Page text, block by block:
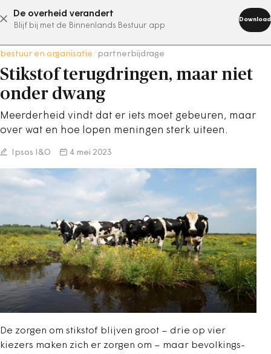
De overheid verandert
Blijf bij met de Binnenlands Bestuur app
Download
abonneer nu
bestuur en organisatie partnerbijdrage
Stikstof terugdringen, maar niet
onder dwang
Meerderheid vindt dat er iets moet gebeuren, maar
over wat en hoe lopen meningen sterk uiteen.
Ipsos I&O 4 mei 2023
De zorgen om stikstof blijven groot – drie op vier
kiezers maken zich er zorgen om – maar bevolkings-